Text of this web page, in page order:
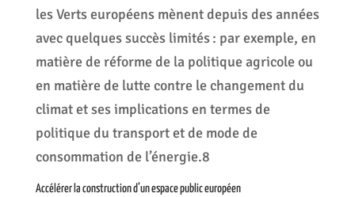
les Verts européens mènent depuis des années
avec quelques succès limités : par exemple, en
matière de réforme de la politique agricole ou
en matière de lutte contre le changement du
climat et ses implications en termes de
politique du transport et de mode de
consommation de l’énergie.8
Accélérer la construction d’un espace public européen